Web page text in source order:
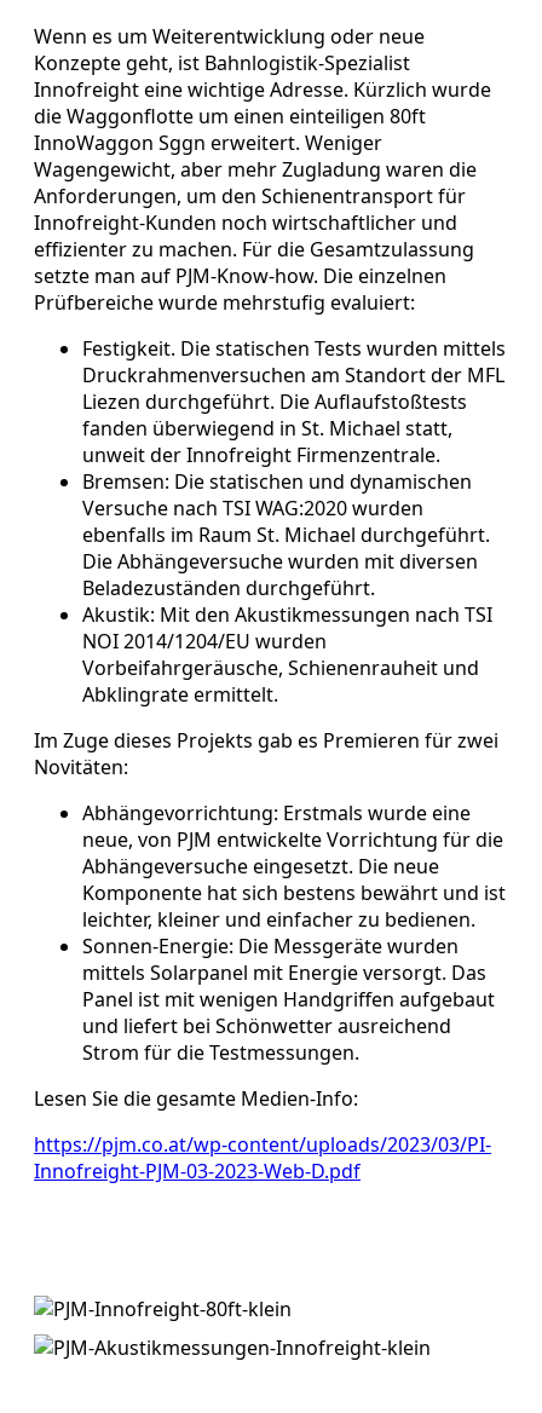
Wenn es um Weiterentwicklung oder neue
Konzepte geht, ist Bahnlogistik-Spezialist
Innofreight eine wichtige Adresse. Kürzlich wurde
die Waggonflotte um einen einteiligen 80ft
InnoWaggon Sggn erweitert. Weniger
Wagengewicht, aber mehr Zugladung waren die
Anforderungen, um den Schienentransport für
Innofreight-Kunden noch wirtschaftlicher und
effizienter zu machen. Für die Gesamtzulassung
setzte man auf PJM-Know-how. Die einzelnen
Prüfbereiche wurde mehrstufig evaluiert:
Festigkeit. Die statischen Tests wurden mittels
Druckrahmenversuchen am Standort der MFL
Liezen durchgeführt. Die Auflaufstoßtests
fanden überwiegend in St. Michael statt,
unweit der Innofreight Firmenzentrale.
Bremsen: Die statischen und dynamischen
Versuche nach TSI WAG:2020 wurden
ebenfalls im Raum St. Michael durchgeführt.
Die Abhängeversuche wurden mit diversen
Beladezuständen durchgeführt.
Akustik: Mit den Akustikmessungen nach TSI
NOI 2014/1204/EU wurden
Vorbeifahrgeräusche, Schienenrauheit und
Abklingrate ermittelt.
Im Zuge dieses Projekts gab es Premieren für zwei
Novitäten:
Abhängevorrichtung: Erstmals wurde eine
neue, von PJM entwickelte Vorrichtung für die
Abhängeversuche eingesetzt. Die neue
Komponente hat sich bestens bewährt und ist
leichter, kleiner und einfacher zu bedienen.
Sonnen-Energie: Die Messgeräte wurden
mittels Solarpanel mit Energie versorgt. Das
Panel ist mit wenigen Handgriffen aufgebaut
und liefert bei Schönwetter ausreichend
Strom für die Testmessungen.
Lesen Sie die gesamte Medien-Info:
https://pjm.co.at/wp-content/uploads/2023/03/PI-
Innofreight-PJM-03-2023-Web-D.pdf